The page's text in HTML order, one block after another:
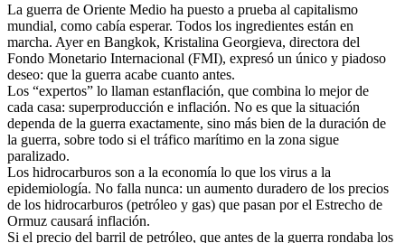
La guerra de Oriente Medio ha puesto a prueba al capitalismo
mundial, como cabía esperar. Todos los ingredientes están en
marcha. Ayer en Bangkok, Kristalina Georgieva, directora del
Fondo Monetario Internacional (FMI), expresó un único y piadoso
deseo: que la guerra acabe cuanto antes.
Los “expertos” lo llaman estanflación, que combina lo mejor de
cada casa: superproducción e inflación. No es que la situación
dependa de la guerra exactamente, sino más bien de la duración de
la guerra, sobre todo si el tráfico marítimo en la zona sigue
paralizado.
Los hidrocarburos son a la economía lo que los virus a la
epidemiología. No falla nunca: un aumento duradero de los precios
de los hidrocarburos (petróleo y gas) que pasan por el Estrecho de
Ormuz causará inflación.
Si el precio del barril de petróleo, que antes de la guerra rondaba los